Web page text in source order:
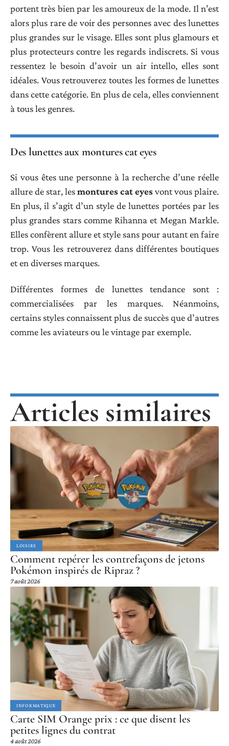
portent très bien par les amoureux de la mode. Il n’est
alors plus rare de voir des personnes avec des lunettes
plus grandes sur le visage. Elles sont plus glamours et
plus protecteurs contre les regards indiscrets. Si vous
ressentez le besoin d’avoir un air intello, elles sont
idéales. Vous retrouverez toutes les formes de lunettes
dans cette catégorie. En plus de cela, elles conviennent
à tous les genres.
Des lunettes aux montures cat eyes
Si vous êtes une personne à la recherche d’une réelle
allure de star, lesmontures cat eyesvont vous plaire.
En plus, il s’agit d’un style de lunettes portées par les
plus grandes stars comme Rihanna et Megan Markle.
Elles confèrent allure et style sans pour autant en faire
trop. Vous les retrouverez dans différentes boutiques
et en diverses marques.
Différentes formes de lunettes tendance sont :
commercialisées par les marques. Néanmoins,
certains styles connaissent plus de succès que d’autres
comme les aviateurs ou le vintage par exemple.
Articles similaires
LOISIRS
Comment repérer les contrefaçons de jetons
Pokémon inspirés de Ripraz ?
7 août 2026
INFORMATIQUE
Carte SIM Orange prix : ce que disent les
petites lignes du contrat
4 août 2026